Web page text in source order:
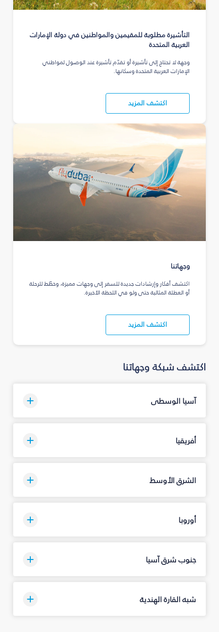
التأشيرة مطلوبة للمقيمين والمواطنين في دولة الإمارات
العربية المتحدة
وجهة لا تحتاج إلى تأشيرة أو تقدّم تأشيرة عند الوصول لمواطني
الإمارات العربية المتحدة وسكانها.
اكتشف المزيد
وجهاتنا
اكتشف أفكار وإرشادات جديدة للسفر إلى وجهات مميزة، وخطّط للرحلة
أو العطلة المثالية حتى ولو في اللحظة الأخيرة.
اكتشف المزيد
اكتشف شبكة وجهاتنا
آسيا الوسطى
أفريقيا
الشرق الأوسط
أوروبا
جنوب شرق آسيا
شبه القارة الهندية